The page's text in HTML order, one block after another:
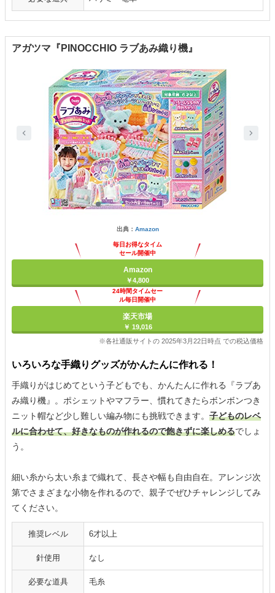
アガツマ『PINOCCHIO ラブあみ織り機』
出典： Amazon
毎日お得なタイム
セール開催中
Amazon
￥4,800
24時間タイムセー
ル毎日開催中
楽天市場
￥ 19,016
※各社通販サイトの 2025年3月22日時点 での税込価格
いろいろな手織りグッズがかんたんに作れる！
手織りがはじめてという子どもでも、かんたんに作れる『ラブあ
み織り機』。ポシェットやマフラー、慣れてきたらボンボンつき
ニット帽など少し難しい編み物にも挑戦できます。 子どものレベ
ルに合わせて、好きなものが作れるので飽きずに楽しめるでしょ
う。
細い糸から太い糸まで織れて、長さや幅も自由自在。アレンジ次
第でさまざまな小物を作れるので、親子でぜひチャレンジしてみ
てください。
推奨レベル 6才以上
針使用 なし
必要な道具 毛糸